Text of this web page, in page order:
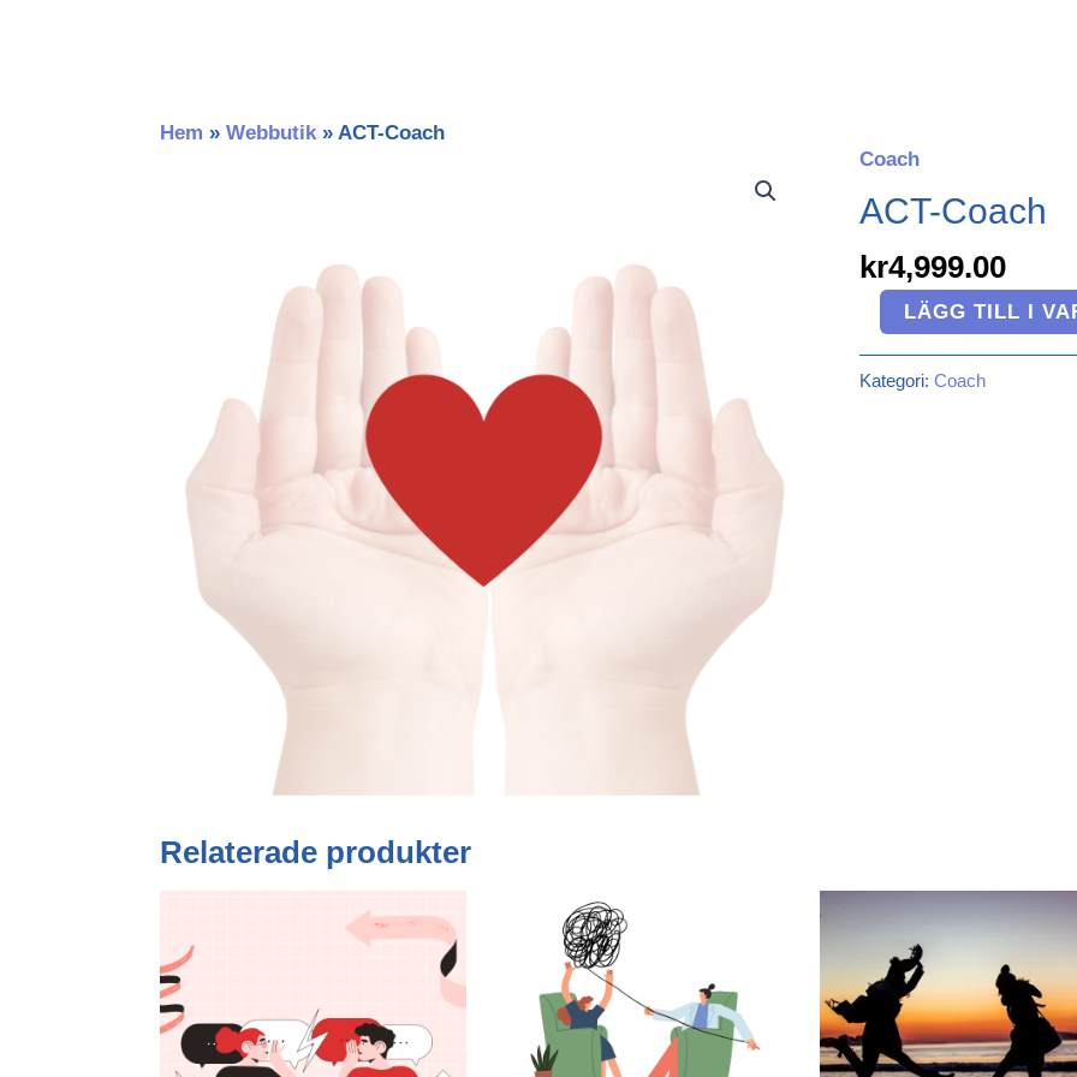
Hem »Webbutik » ACT-Coach
Coach
ACT-Coach
kr4,999.00
ACT-
Coach
mängd
LÄGG TILL I
Kategori:Coach
Relaterade produkter